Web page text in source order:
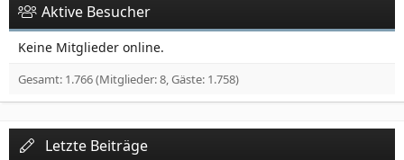
Aktive Besucher
Keine Mitglieder online.
Gesamt: 1.766 (Mitglieder: 8, Gäste: 1.758)
Letzte Beiträge